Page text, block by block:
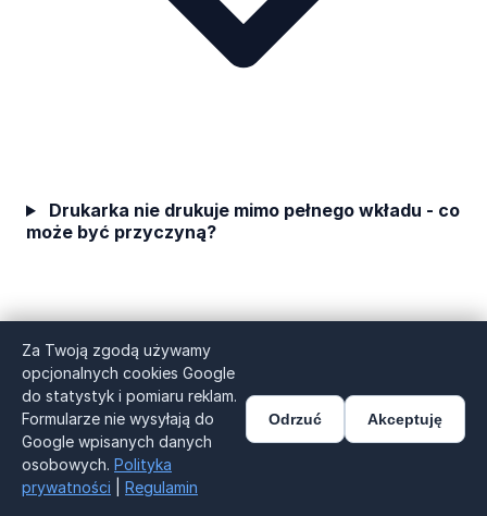
Drukarka nie drukuje mimo pełnego wkładu - co
może być przyczyną?
Zadzwoń: 797 357 001
Za Twoją zgodą używamy
opcjonalnych cookies Google
do statystyk i pomiaru reklam.
Formularze nie wysyłają do
Google wpisanych danych
osobowych. Polityka
prywatności
Regulamin
Odrzuć Akceptuję